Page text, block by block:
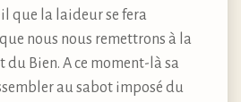
que la laideur se fera
nous nous remettrons à la
du Bien. A ce moment-là sa
au sabot imposé du